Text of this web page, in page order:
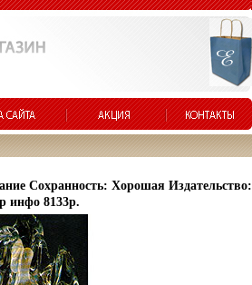
Сохранность: Хорошая Издательство:
инфо 8133p.